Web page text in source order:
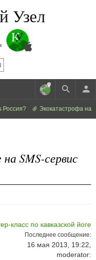
Узел
Россия? Экокатастрофа на
SMS-сервис
класс по кавказской йоге
Последнее сообщение:
16 мая 2013, 19:22,
moderator: